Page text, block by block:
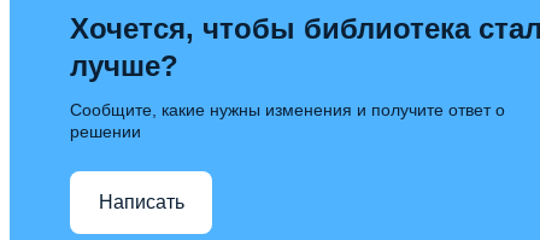
Хочется, чтобы библиотека
лучше?
Сообщите, какие нужны изменения и получите ответ о
решении
Написать